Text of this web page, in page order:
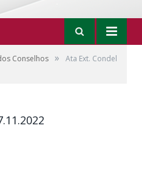
Conselhos »
Ata Ext. Condel